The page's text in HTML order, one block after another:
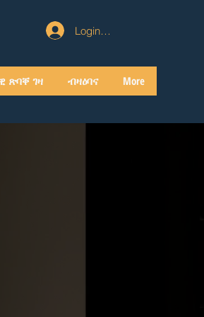
Login/Register
ጽባቐ ገዛ ብዛዕባና More